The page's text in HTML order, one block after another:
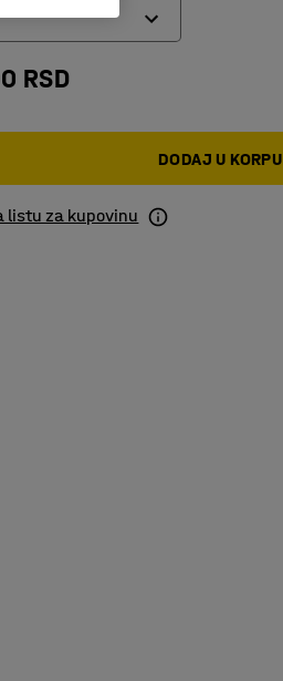
RSD
DODAJ U KORPU
listu za kupovinu